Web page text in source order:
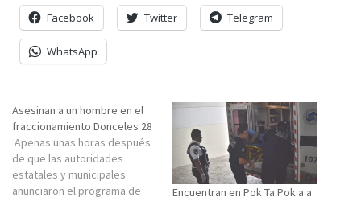
Facebook Twitter Telegram
WhatsApp
Asesinan a un hombre en el
fraccionamiento Donceles 28
Apenas unas horas después
de que las autoridades
estatales y municipales
anunciaron el programa de
Encuentran en Pok Ta Pok a a